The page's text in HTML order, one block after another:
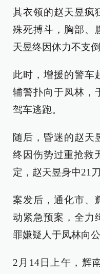
其衣领的赵天昱疯
殊死搏斗，胸部、
天昱终因体力不支
此时，增援的警车
辅警扑向于凤林，
驾车逃跑。
随后，昏迷的赵天
终因伤势过重抢救
定，赵天昱身中21刀
案发后，通化市、
动紧急预案，全力
罪嫌疑人于凤林向
2月14日上午，辉